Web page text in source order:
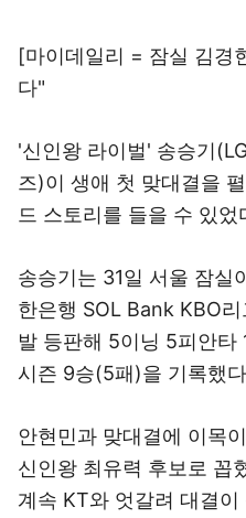
[마이데일리 = 잠실 김경
다"
'신인왕 라이벌' 송승기
즈)이 생애 첫 맞대결을
드 스토리를 들을 수 있었
송승기는 31일 서울 잠실
한은행 SOL Bank KBO
발 등판해 5이닝 5피안타
시즌 9승(5패)을 기록했
안현민과 맞대결에 이목
신인왕 최유력 후보로 꼽
계속 KT와 엇갈려 대결